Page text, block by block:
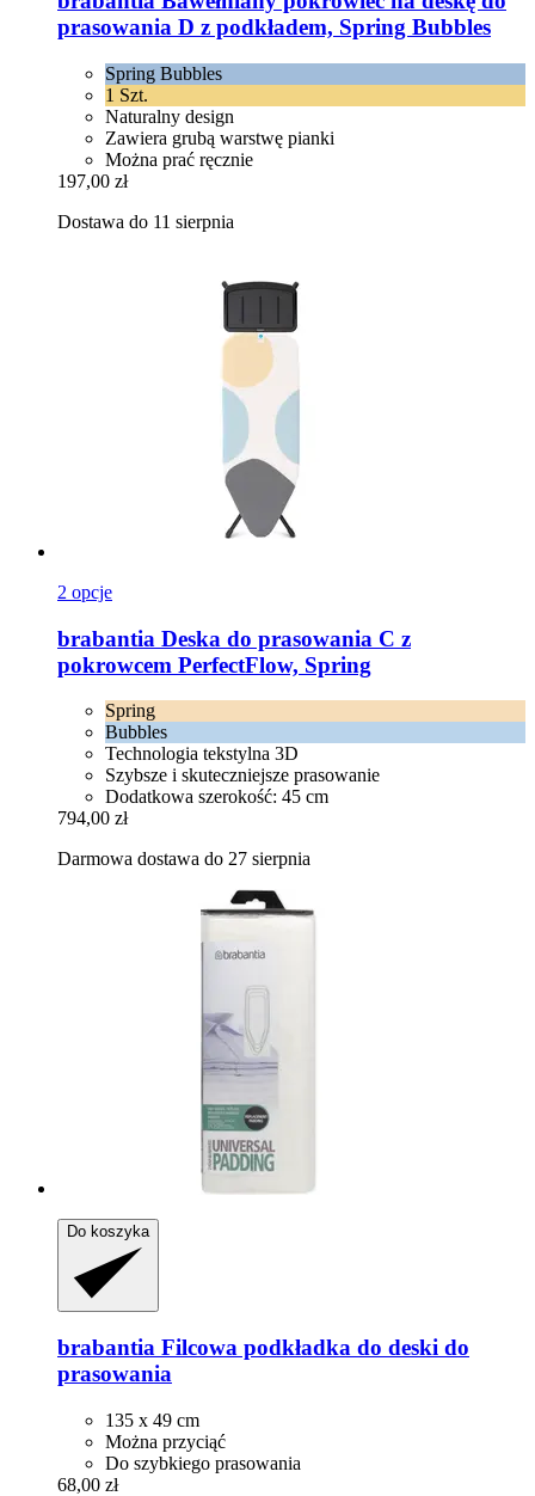
prasowania D z podkładem, Spring Bubbles
Spring Bubbles
1 Szt.
Naturalny design
Zawiera grubą warstwę pianki
Można prać ręcznie
197,00 zł
Dostawa do 11 sierpnia
2 opcje
brabantia Deska do prasowania C z
pokrowcem PerfectFlow, Spring
Spring
Bubbles
Technologia tekstylna 3D
Szybsze i skuteczniejsze prasowanie
Dodatkowa szerokość: 45 cm
794,00 zł
Darmowa dostawa do 27 sierpnia
Do koszyka
brabantia Filcowa podkładka do deski do
prasowania
135 x 49 cm
Można przyciąć
Do szybkiego prasowania
68,00 zł